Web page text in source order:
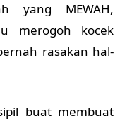
yang MEWAH,
merogoh kocek
rasakan hal-
buat membuat